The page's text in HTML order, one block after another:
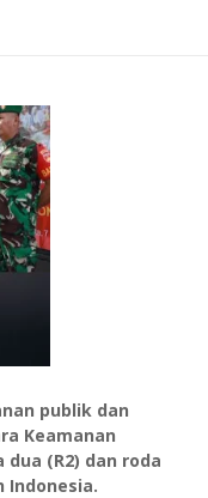
publik dan
Keamanan
(R2) dan roda
Indonesia.